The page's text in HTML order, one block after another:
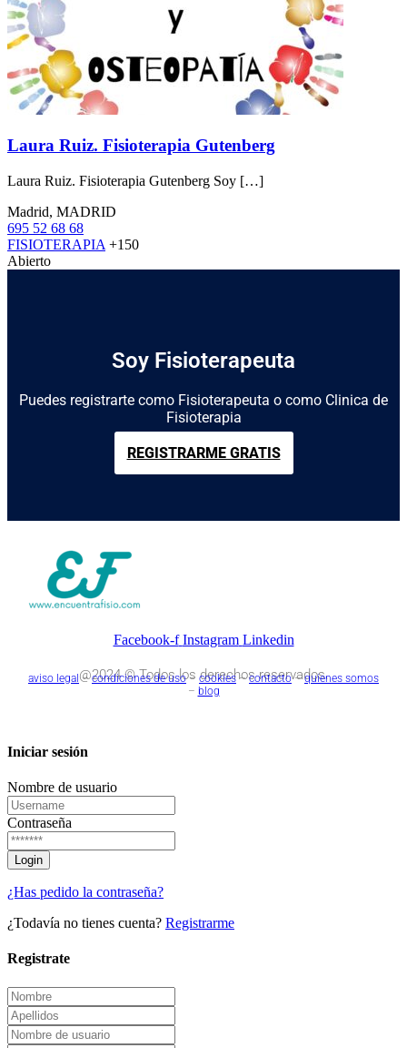
Laura Ruiz. Fisioterapia Gutenberg
Laura Ruiz. Fisioterapia Gutenberg Soy […]
Madrid, MADRID
695 52 68 68
FISIOTERAPIA +150
Abierto
Soy Fisioterapeuta
Puedes registrarte como Fisioterapeuta o como Clinica de
Fisioterapia
REGISTRARME GRATIS
Facebook-f Instagram Linkedin
@2024 © Todos los derechos reservados.
aviso legal–condiciones de uso– cookies –contacto–quienes somos
– blog
Iniciar sesión
Nombre de usuario
Contraseña
¿Has pedido la contraseña?
¿Todavía no tienes cuenta? Registrarme
Registrate